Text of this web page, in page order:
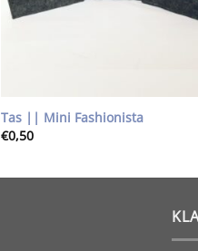
Tas || Mini Fashionista
€0,50